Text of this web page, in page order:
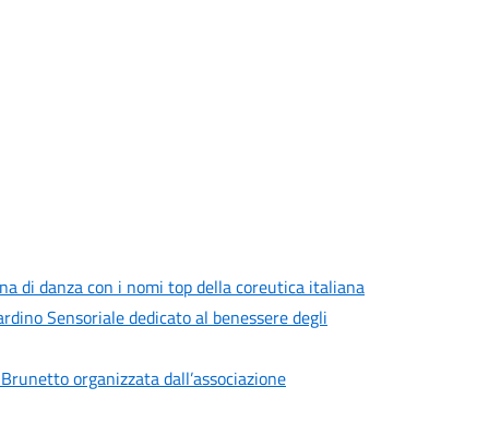
di danza con i nomi top della coreutica italiana
Sensoriale dedicato al benessere degli
organizzata dall’associazione